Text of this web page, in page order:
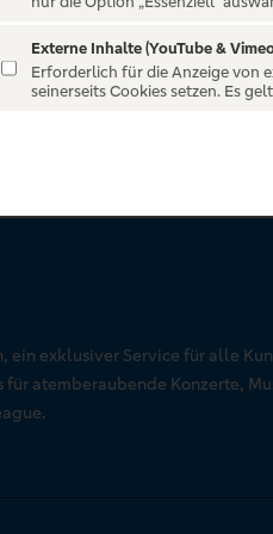
exklusiver Service für alle
atemberaubende Konzerte,
Externe Inhalte (YouTube &
Erforderlich für die Anzeige von
seinerseits Cookies setzen. Es